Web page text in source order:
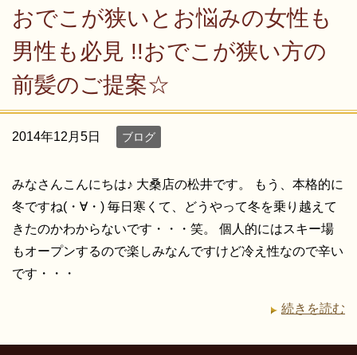
おでこが狭いとお悩みの女性も
男性も必見 !!おでこが狭い方の
前髪のご提案☆
2014年12月5日 ブログ
みなさんこんにちは♪ 大桑店の松井です。 もう、本格的に
冬ですね(・∀・) 毎日寒くて、どうやって冬を乗り越えて
きたのかわからないです・・・笑。 個人的にはスキー場
もオープンするので楽しみなんですけど冷え性なので辛い
です・・・
続きを読む